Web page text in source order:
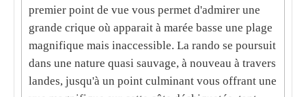
premier point de vue vous permet d'admirer une
grande crique où apparait à marée basse une plage
magnifique mais inaccessible. La rando se poursuit
dans une nature quasi sauvage, à nouveau à travers
landes, jusqu'à un point culminant vous offrant une